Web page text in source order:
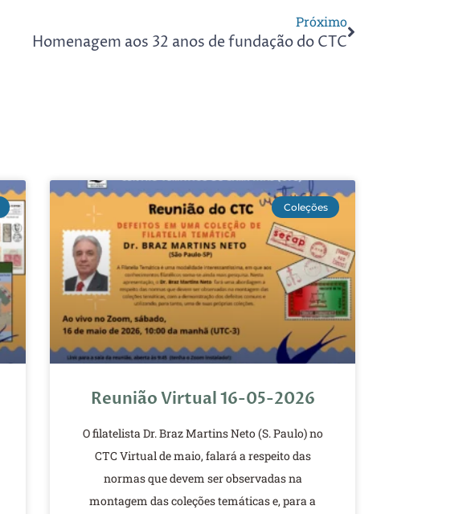
Próximo
Homenagem aos 32 anos de fundação do CTC
Coleções
Reunião Virtual 16-05-2026
O filatelista Dr. Braz Martins Neto (S. Paulo) no
CTC Virtual de maio, falará a respeito das
normas que devem ser observadas na
montagem das coleções temáticas e, para a